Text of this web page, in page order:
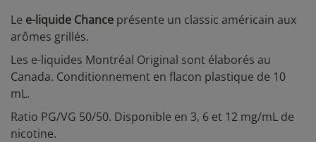
Le e-liquide Chance présente un classic américain aux
arômes grillés.
Les e-liquides Montréal Original sont élaborés au
Canada. Conditionnement en flacon plastique de 10
mL.
Ratio PG/VG 50/50. Disponible en 3, 6 et 12 mg/mL de
nicotine.